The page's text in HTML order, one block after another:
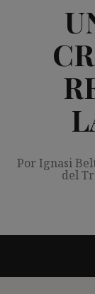
Por Ignasi
del